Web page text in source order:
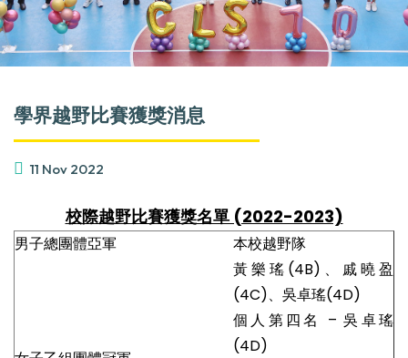
學界越野比賽獲獎消息
11 Nov 2022
校際越野比賽獲獎名單 (2022-2023)
男子總團體亞軍 本校越野隊
黃樂瑤(4B)、戚曉盈
(4C)、吳卓瑤(4D)
個人第四名 – 吳卓瑤
(4D)